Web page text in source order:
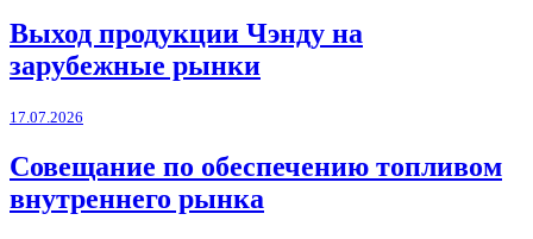
Выход продукции Чэнду на
зарубежные рынки
17.07.2026
Совещание по обеспечению топливом
внутреннего рынка